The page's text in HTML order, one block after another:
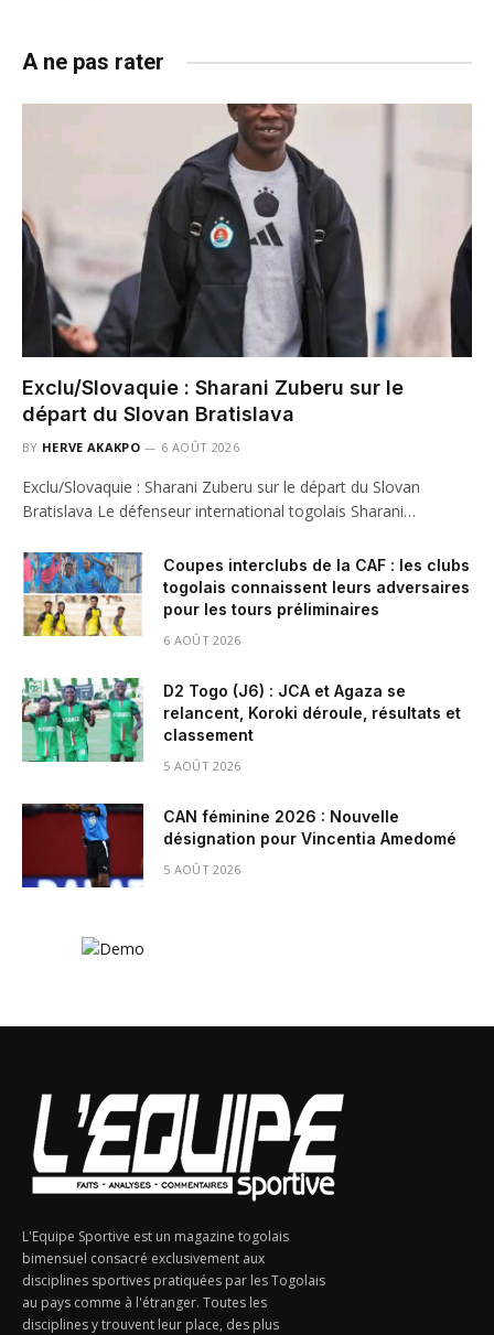
A ne pas rater
Exclu/Slovaquie : Sharani Zuberu sur le
départ du Slovan Bratislava
BY HERVE AKAKPO 6 AOÛT 2026
Exclu/Slovaquie : Sharani Zuberu sur le départ du Slovan
Bratislava Le défenseur international togolais Sharani…
Coupes interclubs de la CAF : les clubs
togolais connaissent leurs adversaires
pour les tours préliminaires
6 AOÛT 2026
D2 Togo (J6) : JCA et Agaza se
relancent, Koroki déroule, résultats et
classement
5 AOÛT 2026
CAN féminine 2026 : Nouvelle
désignation pour Vincentia Amedomé
5 AOÛT 2026
L'Equipe Sportive est un magazine togolais
bimensuel consacré exclusivement aux
disciplines sportives pratiquées par les Togolais
au pays comme à l'étranger. Toutes les
disciplines y trouvent leur place, des plus